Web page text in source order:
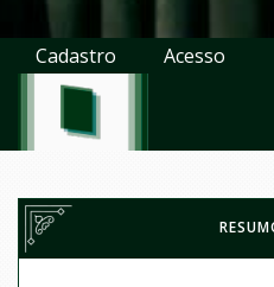
Cadastro Acesso